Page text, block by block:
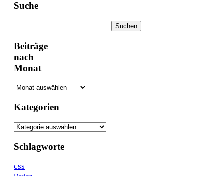
Suche
Suchen
Beiträge
nach
Monat
Kategorien
Kategorien
Schlagworte
css